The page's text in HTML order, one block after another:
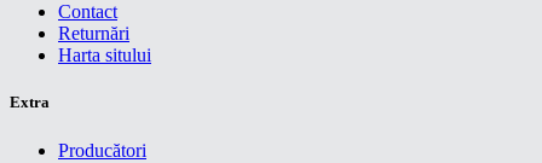
Contact
Returnări
Harta sitului
Extra
Producători